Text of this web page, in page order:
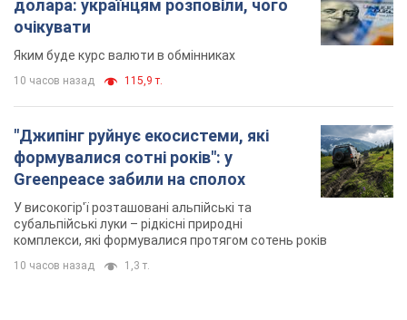
долара: українцям розповіли, чого
очікувати
Яким буде курс валюти в обмінниках
10 часов назад 115,9 т.
"Джипінг руйнує екосистеми, які
формувалися сотні років": у
Greenpeace забили на сполох
У високогір'ї розташовані альпійські та
субальпійські луки – рідкісні природні
комплекси, які формувалися протягом сотень років
10 часов назад 1,3 т.